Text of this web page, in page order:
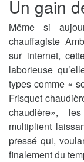
Un gain
Même si
chauffagiste
sur internet,
laborieuse
types comme «
Frisquet
chaudière»,
multiplient
pressé qui,
finalement du